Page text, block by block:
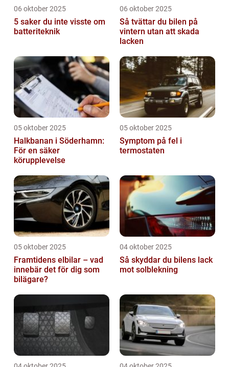
06 oktober 2025
5 saker du inte visste om
batteriteknik
06 oktober 2025
Så tvättar du bilen på
vintern utan att skada
lacken
05 oktober 2025
Halkbanan i Söderhamn:
För en säker
körupplevelse
05 oktober 2025
Symptom på fel i
termostaten
05 oktober 2025
Framtidens elbilar – vad
innebär det för dig som
bilägare?
04 oktober 2025
Så skyddar du bilens lack
mot solblekning